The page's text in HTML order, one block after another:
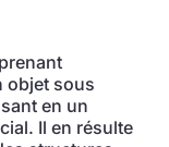
objet sous
en un
Il en résulte